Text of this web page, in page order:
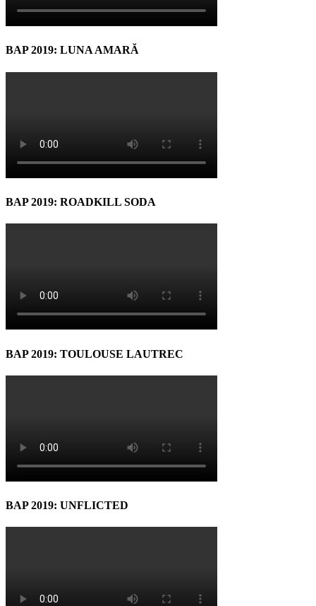
BAP 2019: LUNA AMARĂ
BAP 2019: ROADKILL SODA
BAP 2019: TOULOUSE LAUTREC
BAP 2019: UNFLICTED